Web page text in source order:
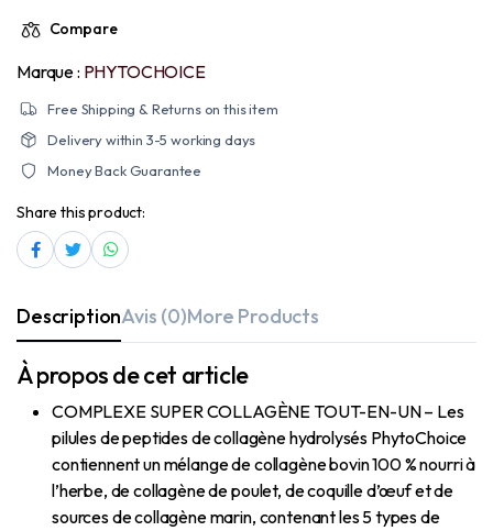
Compare
Marque : PHYTOCHOICE
Free Shipping & Returns on this item
Delivery within 3-5 working days
Money Back Guarantee
Share this product:
DescriptionAvis (0)More Products
À propos de cet article
COMPLEXE SUPER COLLAGÈNE TOUT-EN-UN – Les
pilules de peptides de collagène hydrolysés PhytoChoice
contiennent un mélange de collagène bovin 100 % nourri à
l’herbe, de collagène de poulet, de coquille d’œuf et de
sources de collagène marin, contenant les 5 types de